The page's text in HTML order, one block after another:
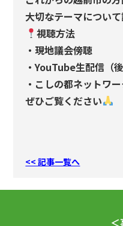
大切なテーマについて
視聴方法
・現地議会傍聴
・YouTube生配信（
・こしの都ネットワ
ぜひご覧ください
<< 記事一覧へ